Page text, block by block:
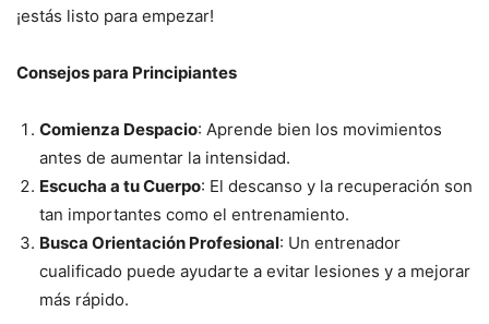
¡estás listo para empezar!
Consejos para Principiantes
Comienza Despacio: Aprende bien los movimientos
antes de aumentar la intensidad.
Escucha a tu Cuerpo: El descanso y la recuperación son
tan importantes como el entrenamiento.
Busca Orientación Profesional: Un entrenador
cualificado puede ayudarte a evitar lesiones y a mejorar
más rápido.